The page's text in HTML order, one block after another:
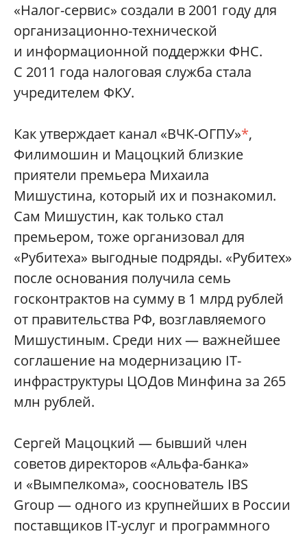
«Налог-сервис» создали в 2001 году для
организационно-технической
и информационной поддержки ФНС.
С 2011 года налоговая служба стала
учредителем ФКУ.
Как утверждает канал «ВЧК-ОГПУ»*,
Филимошин и Мацоцкий близкие
приятели премьера Михаила
Мишустина, который их и познакомил.
Сам Мишустин, как только стал
премьером, тоже организовал для
«Рубитеха» выгодные подряды. «Рубитех»
после основания получила семь
госконтрактов на сумму в 1 млрд рублей
от правительства РФ, возглавляемого
Мишустиным. Среди них — важнейшее
соглашение на модернизацию IT-
инфраструктуры ЦОДов Минфина за 265
млн рублей.
Сергей Мацоцкий — бывший член
советов директоров «Альфа-банка»
и «Вымпелкома», сооснователь IBS
Group — одного из крупнейших в России
поставщиков IT-услуг и программного